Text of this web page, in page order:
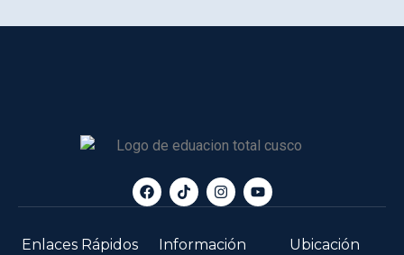
Enlaces Rápidos
Información
Ubicación